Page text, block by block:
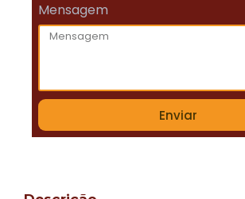
Mensagem
Enviar